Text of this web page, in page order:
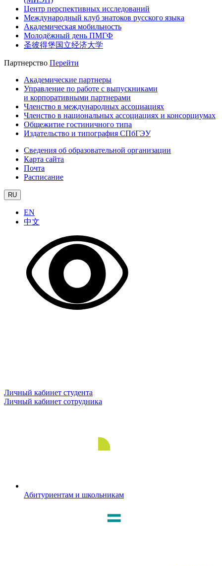
Центр перспективных исследований
Международный клуб знатоков русского языка
Академическая мобильность
Молодёжный день ПМГФ
圣彼得堡国立经济大学
Партнерство Перейти
Академические партнеры
Управление по работе с выпускниками
и корпоративными партнерами
Членство в международных ассоциациях
Членство в национальных ассоциациях и консорциумах
Общежитие гостиничного типа
Издательство и типография СПбГЭУ
Сведения об образовательной организации
Карта сайта
Почта
Расписание
RU
EN
中文
Личный кабинет студента
Личный кабинет сотрудника
Абитуриентам и школьникам